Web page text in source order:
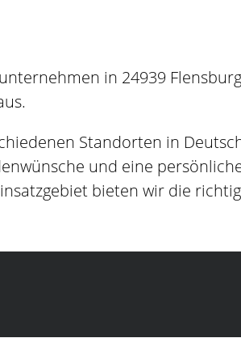
in 24939
Standorten in
und eine
bieten wir die